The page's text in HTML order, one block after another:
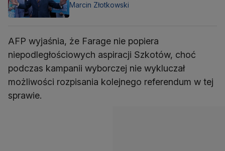
Marcin Złotkowski
AFP wyjaśnia, że Farage nie popiera
niepodległościowych aspiracji Szkotów, choć
podczas kampanii wyborczej nie wykluczał
możliwości rozpisania kolejnego referendum w tej
sprawie.